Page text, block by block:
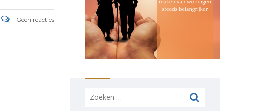
Geen reacties
Zoeken